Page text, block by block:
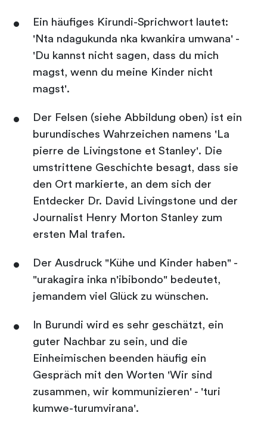
Ein häufiges Kirundi-Sprichwort lautet:
'Nta ndagukunda nka kwankira umwana' -
'Du kannst nicht sagen, dass du mich
magst, wenn du meine Kinder nicht
magst'.
Der Felsen (siehe Abbildung oben) ist ein
burundisches Wahrzeichen namens 'La
pierre de Livingstone et Stanley'. Die
umstrittene Geschichte besagt, dass sie
den Ort markierte, an dem sich der
Entdecker Dr. David Livingstone und der
Journalist Henry Morton Stanley zum
ersten Mal trafen.
Der Ausdruck "Kühe und Kinder haben" -
"urakagira inka n'ibibondo" bedeutet,
jemandem viel Glück zu wünschen.
In Burundi wird es sehr geschätzt, ein
guter Nachbar zu sein, und die
Einheimischen beenden häufig ein
Gespräch mit den Worten 'Wir sind
zusammen, wir kommunizieren' - 'turi
kumwe-turumvirana'.